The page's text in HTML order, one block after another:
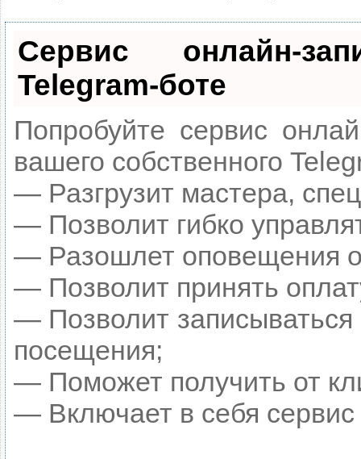
Сервис онлайн-
Telegram-боте
Попробуйте сервис
вашего собственного
— Разгрузит мастера,
— Позволит гибко
— Разошлет оповещения о
— Позволит принять
— Позволит
посещения;
— Поможет получить от
— Включает в себя